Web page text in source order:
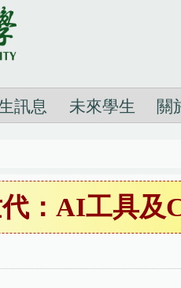
訊息 未來學生 關
：AI工具及